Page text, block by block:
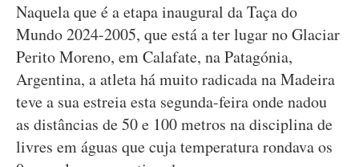
Naquela que é a etapa inaugural da Taça do
Mundo 2024-2005, que está a ter lugar no Glaciar
Perito Moreno, em Calafate, na Patagónia,
Argentina, a atleta há muito radicada na Madeira
teve a sua estreia esta segunda-feira onde nadou
as distâncias de 50 e 100 metros na disciplina de
livres em águas que cuja temperatura rondava os